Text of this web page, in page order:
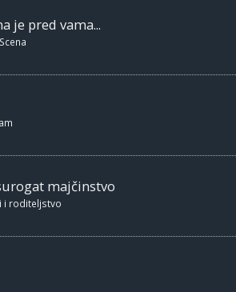
je pred vama...
Scena
majčinstvo
i roditeljstvo